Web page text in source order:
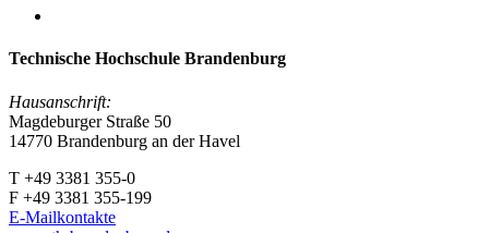
Technische Hochschule Brandenburg
Hausanschrift:
Magdeburger Straße 50
14770 Brandenburg an der Havel
T +49 3381 355-0
F +49 3381 355-199
E-Mailkontakte